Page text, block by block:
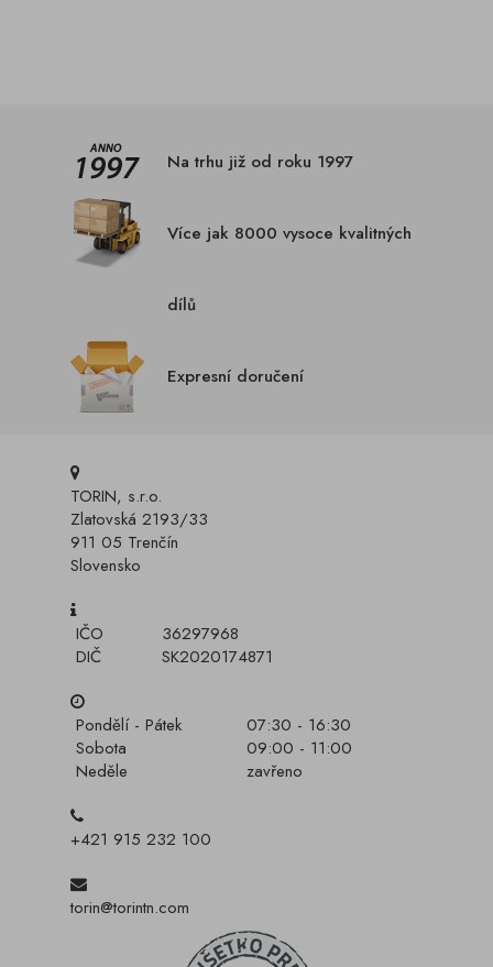
Na trhu již od roku 1997
Více jak 8000 vysoce kvalitných
dílů
Expresní doručení
TORIN, s.r.o.
Zlatovská 2193/33
911 05 Trenčín
Slovensko
IČO
36297968
DIČ
SK2020174871
Pondělí - Pátek
07:30 - 16:30
Sobota
09:00 - 11:00
Neděle
zavřeno
+421 915 232 100
torin@torintn.com